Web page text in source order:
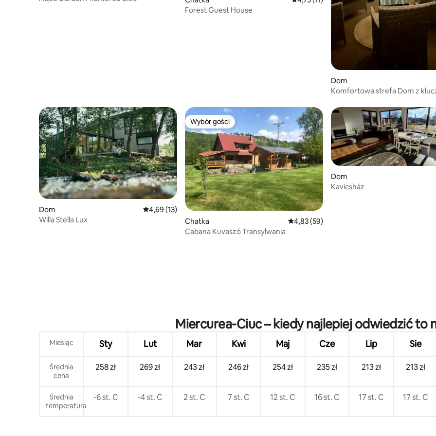
Forest Guest House
Dom
Komfortowa strefa Dom z
Dom Średnia ocena: 4,69 na 5, liczba recenzji: 13
4,69 (13)
Willa Stella Lux
Wybór gości
Wybór gości
Chatka Średnia ocena: 4,83 na 5, liczba recenzji: 59
4,83 (59)
Cabana Kuvaszó Transylwania
Dom
Kavicsház
Miercurea-Ciuc – kiedy najlepiej odwiedzić to
Miesiąc Sty Lut Mar Kwi Maj Cze Lip Sie
Średnia
cena
258 zł 269 zł 243 zł 246 zł 254 zł 235 zł 213 zł 213 zł
Średnia
temperatura
-6 st. C -4 st. C 2 st. C 7 st. C 12 st. C 16 st. C 17 st. C 17 st. C